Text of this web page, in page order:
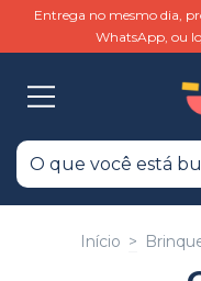
Entrega no mesmo dia,
WhatsApp, ou
Início >